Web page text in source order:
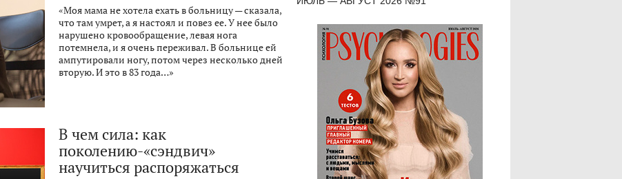
«Моя мама не хотела ехать в больницу — сказала,
что там умрет, а я настоял и повез ее. У нее было
нарушено кровообращение, левая нога
потемнела, и я очень переживал. В больнице ей
ампутировали ногу, потом через несколько дней
вторую. И это в 83 года…»
В чем сила: как
поколению-«сэндвич»
научиться распоряжаться